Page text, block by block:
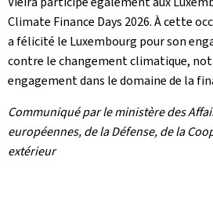
Climate Finance Days 2026. À cette
a félicité le Luxembourg pour son
contre le changement climatique,
engagement dans le domaine de la
Communiqué par le ministère des
européennes, de la Défense, de la
extérieur